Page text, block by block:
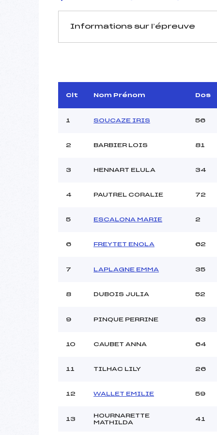
Informations sur l’épreuve
Arbitre :
Assistant :
MANCHE 1
Ouvreurs A :
Ouvreurs C :
Pénalité appliquée :
Clt Nom Prénom Dos
1 SOUCAZE IRIS 56
2 BARBIER LOIS 81
3 HENNART ELULA 34
4 PAUTREL CORALIE 72
5 ESCALONA MARIE 2
6 FREYTET ENOLA 62
7 LAPLAGNE EMMA 35
8 DUBOIS JULIA 52
9 PINQUE PERRINE 63
10 CAUBET ANNA 64
11 TILHAC LILY 26
12 WALLET EMILIE 59
13
HOURNARETTE
MATHILDA
41